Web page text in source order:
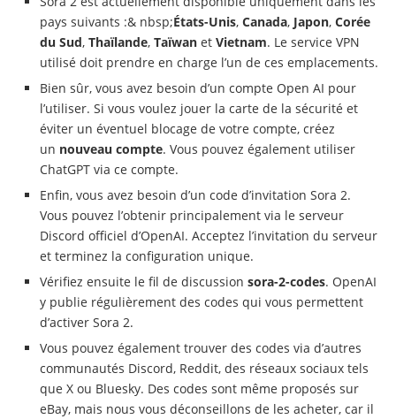
pays suivants :& nbsp;États-Unis, Canada, Japon, Corée
du Sud, Thaïlande, Taïwan et Vietnam. Le service VPN
utilisé doit prendre en charge l’un de ces emplacements.
Bien sûr, vous avez besoin d’un compte Open AI pour
l’utiliser. Si vous voulez jouer la carte de la sécurité et
éviter un éventuel blocage de votre compte, créez
un nouveau compte. Vous pouvez également utiliser
ChatGPT via ce compte.
Enfin, vous avez besoin d’un code d’invitation Sora 2.
Vous pouvez l’obtenir principalement via le serveur
Discord officiel d’OpenAI. Acceptez l’invitation du serveur
et terminez la configuration unique.
Vérifiez ensuite le fil de discussion sora-2-codes. OpenAI
y publie régulièrement des codes qui vous permettent
d’activer Sora 2.
Vous pouvez également trouver des codes via d’autres
communautés Discord, Reddit, des réseaux sociaux tels
que X ou Bluesky. Des codes sont même proposés sur
eBay, mais nous vous déconseillons de les acheter, car il